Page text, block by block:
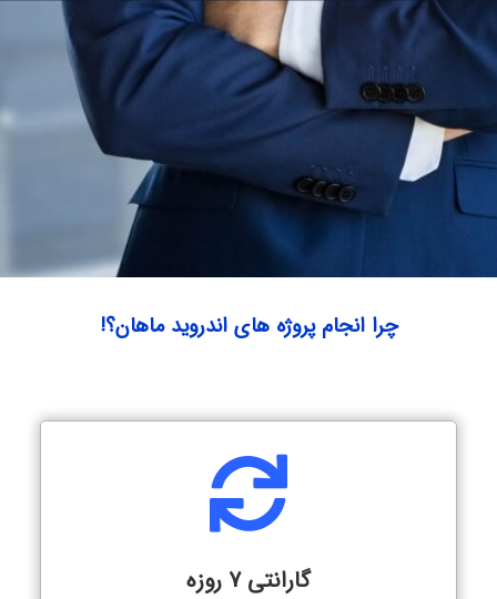
چرا انجام پروژه های اندروید ماهان؟!
گارانتی 7 روزه